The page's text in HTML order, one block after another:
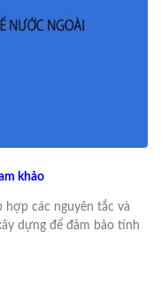
khảo
hợp các nguyên tắc và
dựng để đảm bảo tính